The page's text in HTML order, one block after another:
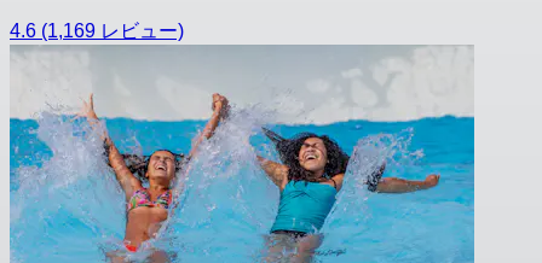
4.6 (1,169 レビュー)